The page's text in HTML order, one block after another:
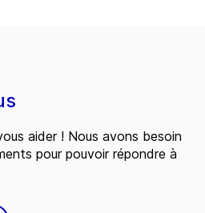
aider ! Nous avons besoin
pour pouvoir répondre à